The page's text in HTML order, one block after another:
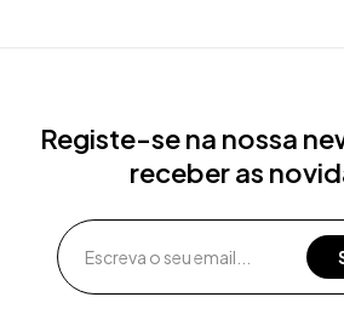
Registe-se na nossa
receber as